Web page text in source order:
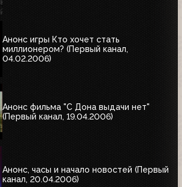
Анонс игры Кто хочет стать
миллионером? (Первый канал,
04.02.2006)
Анонс фильма "С Дона выдачи нет"
(Первый канал, 19.04.2006)
Анонс, часы и начало новостей (Первый
канал, 20.04.2006)